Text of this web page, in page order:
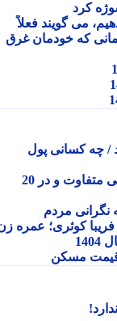
کرد
می گویند فعلاً
که خودمان غرق
چه کسانی پول
عکس| سفر به گذشته؛ گوگوش با لباس سنتی متفاوت و در 20
مردم
کوثری؛ عمره زن
مسکن